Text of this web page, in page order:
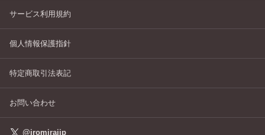
サービス利用規約
個人情報保護指針
特定商取引法表記
お問い合わせ
@iromiraijp